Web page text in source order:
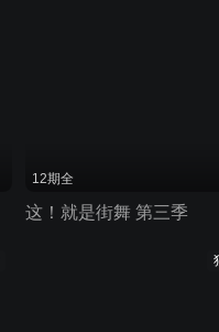
12期全
这！就是街舞 第三季